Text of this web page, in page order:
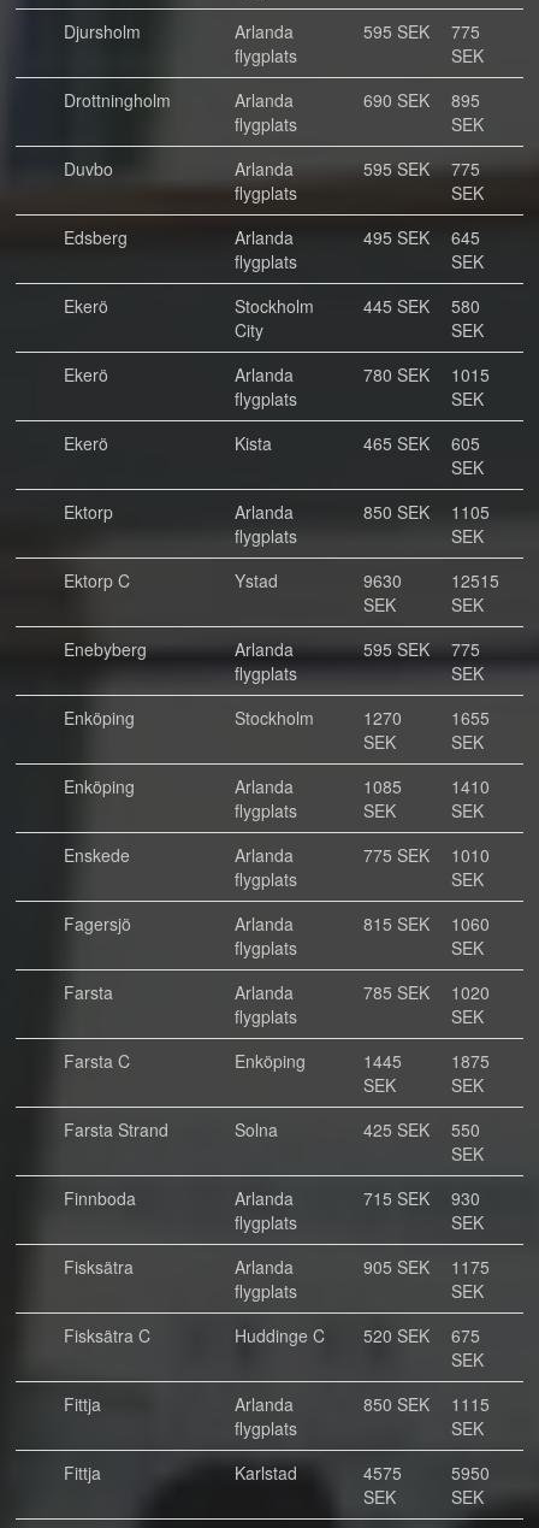
Djursholm
Arlanda
flygplats
595 SEK
775
SEK
Drottningholm
Arlanda
flygplats
690 SEK
895
SEK
Duvbo
Arlanda
flygplats
595 SEK
775
SEK
Edsberg
Arlanda
flygplats
495 SEK
645
SEK
Ekerö
Stockholm
City
445 SEK
580
SEK
Ekerö
Arlanda
flygplats
780 SEK
1015
SEK
Ekerö
Kista 465 SEK
605
SEK
Ektorp
Arlanda
flygplats
850 SEK
1105
SEK
Ektorp C
Ystad
9630
SEK
12515
SEK
Enebyberg
Arlanda
flygplats
595 SEK
775
SEK
Enköping
Stockholm
1270
SEK
1655
SEK
Enköping
Arlanda
flygplats
1085
SEK
1410
SEK
Enskede
Arlanda
flygplats
775 SEK
1010
SEK
Fagersjö
Arlanda
flygplats
815 SEK
1060
SEK
Farsta
Arlanda
flygplats
785 SEK
1020
SEK
Farsta C
Enköping
1445
SEK
1875
SEK
Farsta Strand
Solna 425 SEK
550
SEK
Finnboda
Arlanda
flygplats
715 SEK
930
SEK
Fisksätra
Arlanda
flygplats
905 SEK
1175
SEK
Fisksätra C
Huddinge C 520 SEK
675
SEK
Fittja
Arlanda
flygplats
850 SEK
1115
SEK
Fittja
Karlstad
4575
SEK
5950
SEK